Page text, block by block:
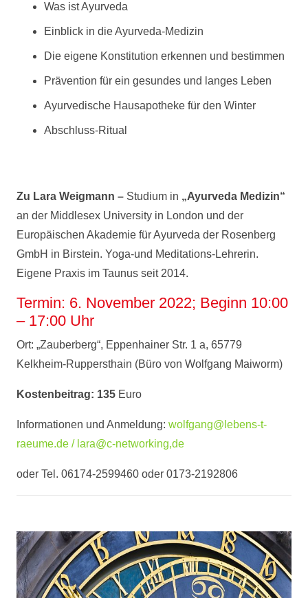
Was ist Ayurveda
Einblick in die Ayurveda-Medizin
Die eigene Konstitution erkennen und bestimmen
Prävention für ein gesundes und langes Leben
Ayurvedische Hausapotheke für den Winter
Abschluss-Ritual
Zu Lara Weigmann – Studium in „Ayurveda Medizin“
an der Middlesex University in London und der
Europäischen Akademie für Ayurveda der Rosenberg
GmbH in Birstein. Yoga-und Meditations-Lehrerin.
Eigene Praxis im Taunus seit 2014.
Termin: 6. November 2022; Beginn 10:00
– 17:00 Uhr
Ort: „Zauberberg“, Eppenhainer Str. 1 a, 65779
Kelkheim-Ruppersthain (Büro von Wolfgang Maiworm)
Kostenbeitrag: 135 Euro
Informationen und Anmeldung: wolfgang@lebens-t-
raeume.de / lara@c-networking,de
oder Tel. 06174-2599460 oder 0173-2192806